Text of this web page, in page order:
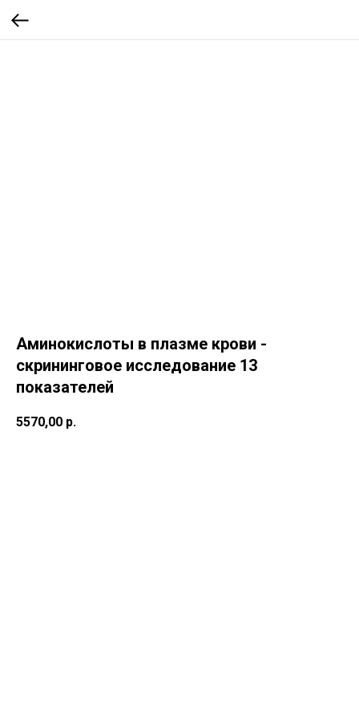
Аминокислоты в плазме крови -
скрининговое исследование 13
показателей
5570,00 р.